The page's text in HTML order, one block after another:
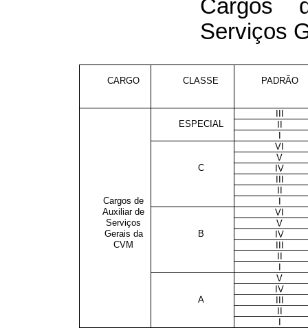
Cargos
Serviços
CARGO CLASSE PADRÃO
III
ESPECIAL
II
I
VI
V
C
IV
III
II
Cargos de
I
Auxiliar de
VI
Serviços
V
Gerais da
B
IV
CVM
III
II
I
V
IV
A
III
II
I